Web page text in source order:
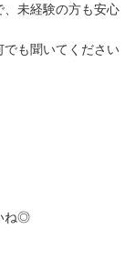
、未経験の方も安心
も聞いてください
ね◎